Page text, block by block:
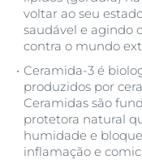
voltar ao seu
saudável e agindo
contra o mundo
Ceramida-3 é
produzidos por
Ceramidas são
protetora natural
humidade e
inflamação e